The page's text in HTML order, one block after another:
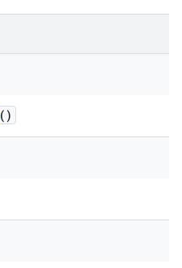
()